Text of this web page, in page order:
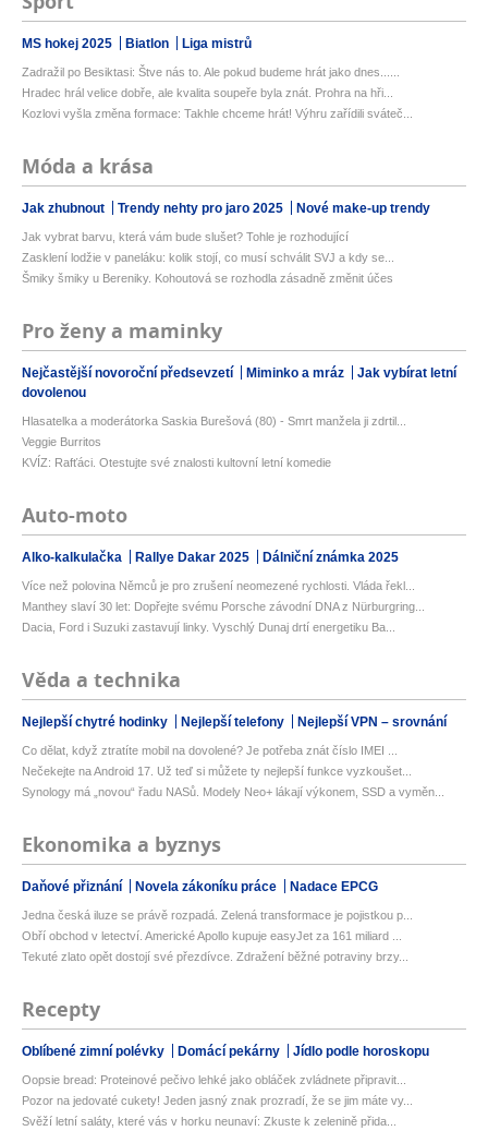
MS hokej 2025 Biatlon Liga mistrů
Zadražil po Besiktasi: Štve nás to. Ale pokud budeme hrát jako dnes......
Hradec hrál velice dobře, ale kvalita soupeře byla znát. Prohra na hři...
Kozlovi vyšla změna formace: Takhle chceme hrát! Výhru zařídili sváteč...
Móda a krása
Jak zhubnout Trendy nehty pro jaro 2025 Nové make-up trendy
Jak vybrat barvu, která vám bude slušet? Tohle je rozhodující
Zasklení lodžie v paneláku: kolik stojí, co musí schválit SVJ a kdy se...
Šmiky šmiky u Bereniky. Kohoutová se rozhodla zásadně změnit účes
Pro ženy a maminky
Nejčastější novoroční předsevzetí Miminko a mráz
Jak vybírat letní
dovolenou
Hlasatelka a moderátorka Saskia Burešová (80) - Smrt manžela ji zdrtil...
Veggie Burritos
KVÍZ: Rafťáci. Otestujte své znalosti kultovní letní komedie
Auto-moto
Alko-kalkulačka Rallye Dakar 2025 Dálniční známka 2025
Více než polovina Němců je pro zrušení neomezené rychlosti. Vláda řekl...
Manthey slaví 30 let: Dopřejte svému Porsche závodní DNA z Nürburgring...
Dacia, Ford i Suzuki zastavují linky. Vyschlý Dunaj drtí energetiku Ba...
Věda a technika
Nejlepší chytré hodinky Nejlepší telefony Nejlepší VPN – srovnání
Co dělat, když ztratíte mobil na dovolené? Je potřeba znát číslo IMEI ...
Nečekejte na Android 17. Už teď si můžete ty nejlepší funkce vyzkoušet...
Synology má „novou“ řadu NASů. Modely Neo+ lákají výkonem, SSD a vyměn...
Ekonomika a byznys
Daňové přiznání Novela zákoníku práce Nadace EPCG
Jedna česká iluze se právě rozpadá. Zelená transformace je pojistkou p...
Obří obchod v letectví. Americké Apollo kupuje easyJet za 161 miliard ...
Tekuté zlato opět dostojí své přezdívce. Zdražení běžné potraviny brzy...
Recepty
Oblíbené zimní polévky Domácí pekárny Jídlo podle horoskopu
Oopsie bread: Proteinové pečivo lehké jako obláček zvládnete připravit...
Pozor na jedovaté cukety! Jeden jasný znak prozradí, že se jim máte vy...
Svěží letní saláty, které vás v horku neunaví: Zkuste k zelenině přida...